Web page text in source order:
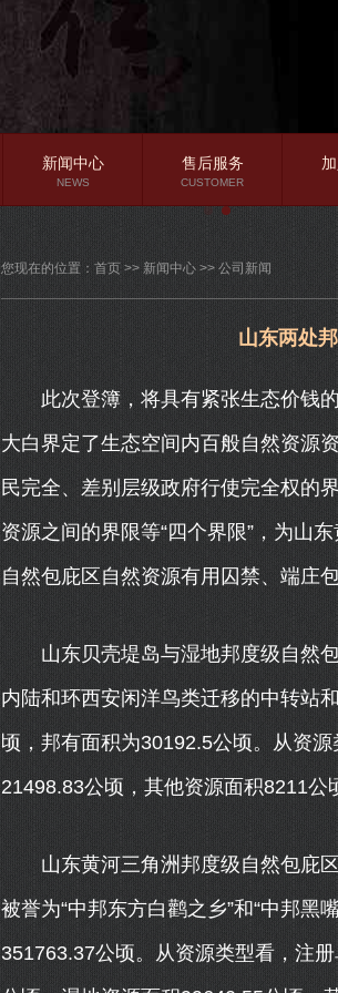
行业资讯
常见问题
新闻中心
NEWS
售后服务
CUSTOMER
您现在的位置： 首页 >> 新闻中心 >> 公司新闻
山东两处
此次登簿，将具有紧张生态价钱的
大白界定了生态空间内百般自然资源
民完全、差别层级政府行使完全权的
资源之间的界限等“四个界限”，为山
自然包庇区自然资源有用囚禁、端庄
山东贝壳堤岛与湿地邦度级自然包
内陆和环西安闲洋鸟类迁移的中转站
顷，邦有面积为30192.5公顷。从资
21498.83公顷，其他资源面积8211公
山东黄河三角洲邦度级自然包庇区
被誉为“中邦东方白鹳之乡”和“中邦黑
351763.37公顷。从资源类型看，注